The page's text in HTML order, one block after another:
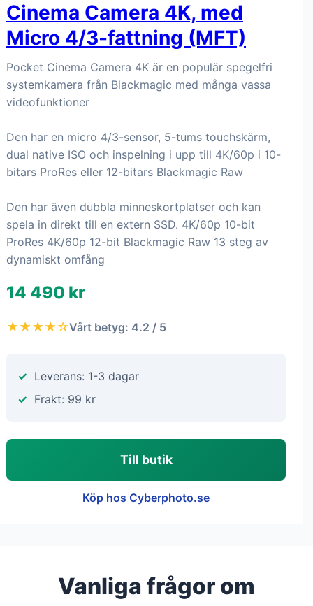
Cinema Camera 4K, med
Micro 4/3-fattning (MFT)
Pocket Cinema Camera 4K är en populär spegelfri
systemkamera från Blackmagic med många vassa
videofunktioner
Den har en micro 4/3-sensor, 5-tums touchskärm,
dual native ISO och inspelning i upp till 4K/60p i 10-
bitars ProRes eller 12-bitars Blackmagic Raw
Den har även dubbla minneskortplatser och kan
spela in direkt till en extern SSD. 4K/60p 10-bit
ProRes 4K/60p 12-bit Blackmagic Raw 13 steg av
dynamiskt omfång
14 490 kr
★★★★☆Vårt betyg: 4.2 / 5
Leverans: 1-3 dagar
Frakt: 99 kr
Till butik
Köp hos Cyberphoto.se
Vanliga frågor om